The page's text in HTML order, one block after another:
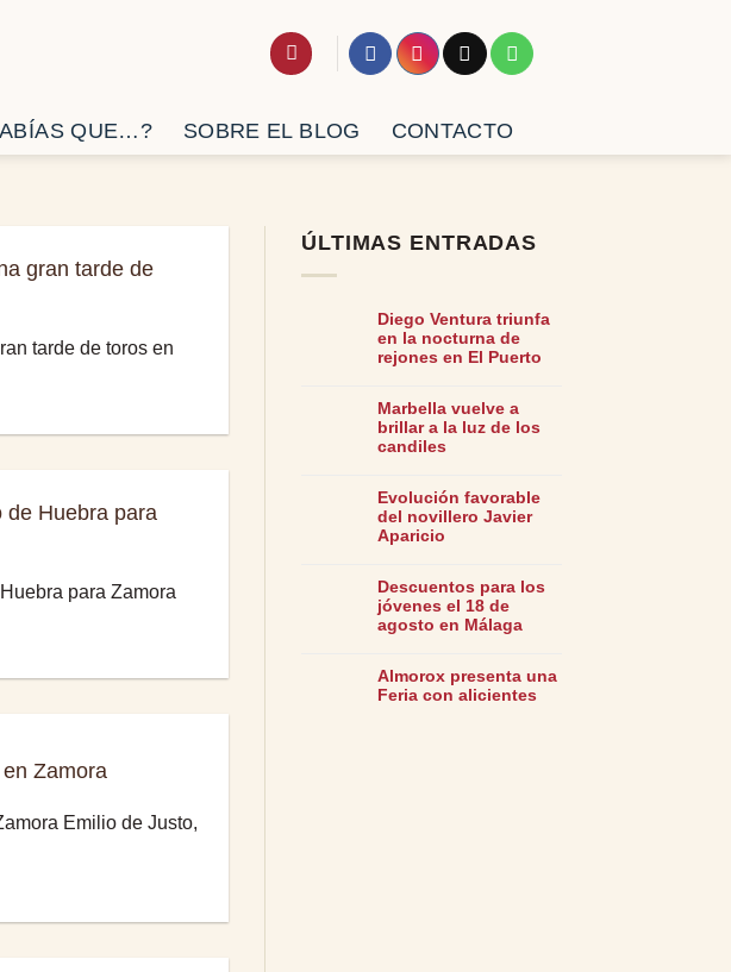
QUE…? SOBRE EL BLOG CONTACTO
gran tarde de
tarde de toros en
de Huebra para
para Zamora
Zamora
Emilio de Justo,
ÚLTIMAS ENTRADAS
Diego Ventura triunfa
en la nocturna de
rejones en El Puerto
Marbella vuelve a
brillar a la luz de los
candiles
Evolución favorable
del novillero Javier
Aparicio
Descuentos para los
jóvenes el 18 de
agosto en Málaga
Almorox presenta una
Feria con alicientes